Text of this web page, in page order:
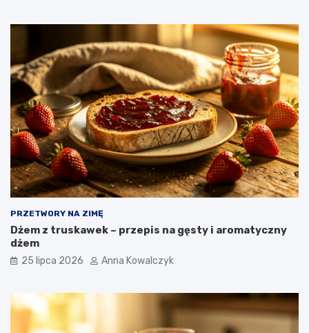
PRZETWORY NA ZIMĘ
Dżem z truskawek – przepis na gęsty i aromatyczny
dżem
25 lipca 2026 Anna Kowalczyk